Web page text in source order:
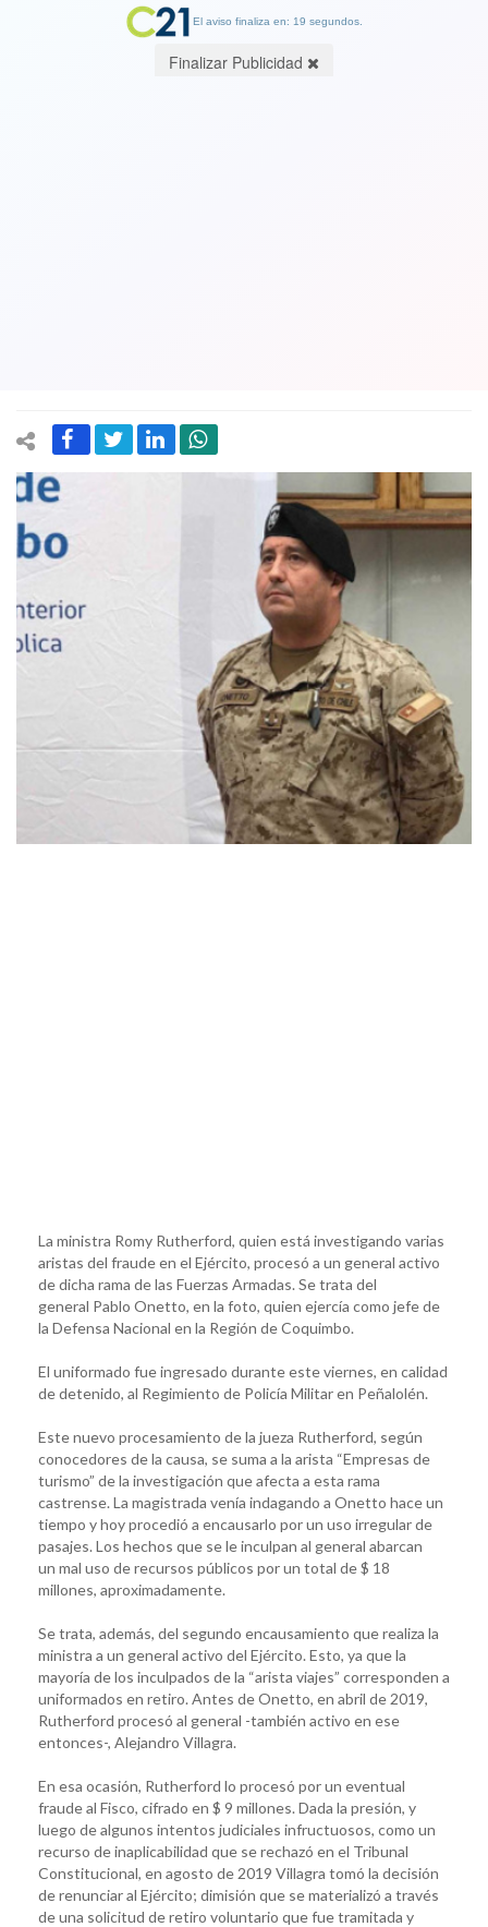
La ministra Romy Rutherford, quien está investigando varias
aristas del fraude en el Ejército, procesó a un general activo
de dicha rama de las Fuerzas Armadas. Se trata del
general Pablo Onetto, en la foto, quien ejercía como jefe de
la Defensa Nacional en la Región de Coquimbo.
El uniformado fue ingresado durante este viernes, en calidad
de detenido, al Regimiento de Policía Militar en Peñalolén.
Este nuevo procesamiento de la jueza Rutherford, según
conocedores de la causa, se suma a la arista “Empresas de
turismo” de la investigación que afecta a esta rama
castrense. La magistrada venía indagando a Onetto hace un
tiempo y hoy procedió a encausarlo por un uso irregular de
pasajes. Los hechos que se le inculpan al general abarcan
un mal uso de recursos públicos por un total de $ 18
millones, aproximadamente.
Se trata, además, del segundo encausamiento que realiza la
ministra a un general activo del Ejército. Esto, ya que la
mayoría de los inculpados de la “arista viajes” corresponden a
uniformados en retiro. Antes de Onetto, en abril de 2019,
Rutherford procesó al general -también activo en ese
entonces-, Alejandro Villagra.
En esa ocasión, Rutherford lo procesó por un eventual
fraude al Fisco, cifrado en $ 9 millones. Dada la presión, y
luego de algunos intentos judiciales infructuosos, como un
recurso de inaplicabilidad que se rechazó en el Tribunal
Constitucional, en agosto de 2019 Villagra tomó la decisión
de renunciar al Ejército; dimisión que se materializó a través
de una solicitud de retiro voluntario que fue tramitada y
El aviso finaliza en: 19 segundos.
Finalizar Publicidad